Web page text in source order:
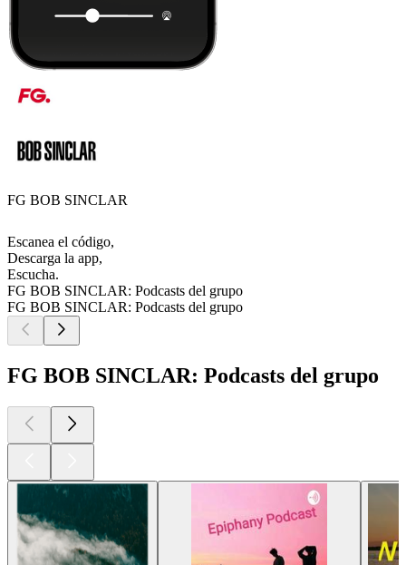
FG BOB SINCLAR
Escanea el código,
Descarga la app,
Escucha.
FG BOB SINCLAR: Podcasts del grupo
FG BOB SINCLAR: Podcasts del grupo
FG BOB SINCLAR: Podcasts del grupo